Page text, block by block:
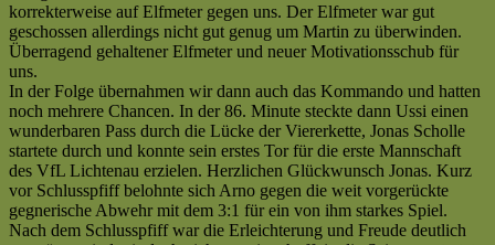
korrekterweise auf Elfmeter gegen uns. Der Elfmeter war gut
geschossen allerdings nicht gut genug um Martin zu überwinden.
Überragend gehaltener Elfmeter und neuer Motivationsschub für
uns.
In der Folge übernahmen wir dann auch das Kommando und hatten
noch mehrere Chancen. In der 86. Minute steckte dann Ussi einen
wunderbaren Pass durch die Lücke der Viererkette, Jonas Scholle
startete durch und konnte sein erstes Tor für die erste Mannschaft
des VfL Lichtenau erzielen. Herzlichen Glückwunsch Jonas. Kurz
vor Schlusspfiff belohnte sich Arno gegen die weit vorgerückte
gegnerische Abwehr mit dem 3:1 für ein von ihm starkes Spiel.
Nach dem Schlusspfiff war die Erleichterung und Freude deutlich